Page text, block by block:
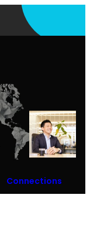
Connections